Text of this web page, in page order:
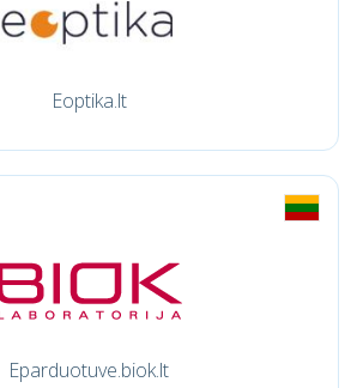
Eoptika.lt
Eparduotuve.biok.lt